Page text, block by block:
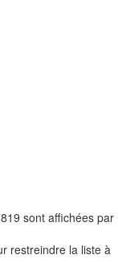
sont affichées par
restreindre la liste à